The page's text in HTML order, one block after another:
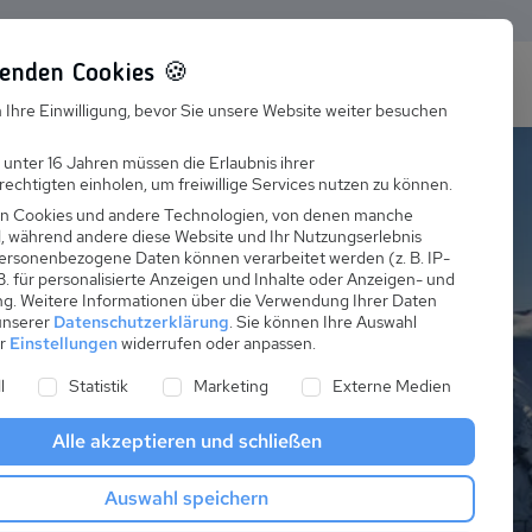
Suchen
Karriere
Ausbildung
für euren
Euch erwarten
Alpenkulisse.
Cookies 🍪
Einwilligung, bevor Sie unsere Website weiter besuchen
16 Jahren müssen die Erlaubnis ihrer
einholen, um freiwillige Services nutzen zu können.
Cookies und andere Technologien, von denen manche
während andere diese Website und Ihr Nutzungserlebnis
Daten können verarbeitet werden (z. B. IP-
für personalisierte Anzeigen und Inhalte oder Anzeigen- und
Weitere Informationen über die Verwendung Ihrer Daten
Datenschutzerklärung. Sie können Ihre Auswahl
Einstellungenwiderrufen oder anpassen.
Liste der Service-Gruppen, für die eine Einwilligung
Statistik Marketing Externe Medien
Alle akzeptieren und schließen
Auswahl speichern